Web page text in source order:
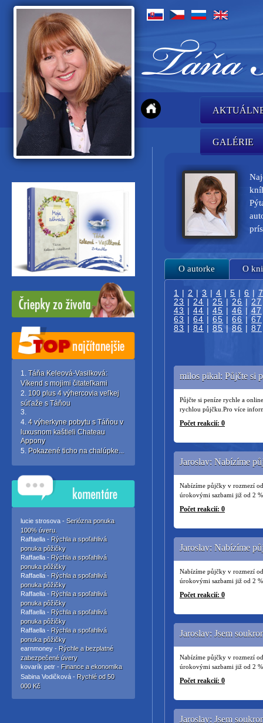
GALÉRIE
Táňa Keleová-Vasilková:
Víkend s mojimi čitateľkami
100 plus 4 výhercovia veľkej
súťaže s Táňou
4 výherkyne pobytu s Táňou v
luxusnom kaštieli Chateau
Appony
Pokazené ticho na chalúpke...
lucie strosova - Seriózna ponuka
100% úveru.
Raffaella - Rýchla a spoľahlivá
ponuka pôžičky
Raffaella - Rýchla a spoľahlivá
ponuka pôžičky
Raffaella - Rýchla a spoľahlivá
ponuka pôžičky
Raffaella - Rýchla a spoľahlivá
ponuka pôžičky
Raffaella - Rýchla a spoľahlivá
ponuka pôžičky
Raffaella - Rýchla a spoľahlivá
ponuka pôžičky
earnmoney - Rýchle a bezplatné
zabezpečené úvery
kovarík petr - Finance a ekonomika
Sabina Vodičková - Rychlé od 50
000 Kč
O autorke O
1 | 2 | 3 | 4 | 5 | 6 | 7
23 | 24 | 25 | 26 | 27
43 | 44 | 45 | 46 | 47
63 | 64 | 65 | 66 | 67
83 | 84 | 85 | 86 | 87
milos pikal: Půjčte si
Půjčte si peníze rychle a
rychlou půjčku.Pro více
Počet reakcií: 0
Jaroslav: Nabízíme
Nabízíme půjčky v rozmezí
úrokovými sazbami již od 2
Počet reakcií: 0
Jaroslav: Nabízíme
Nabízíme půjčky v rozmezí
úrokovými sazbami již od 2
Počet reakcií: 0
Jaroslav: Jsem
Nabízíme půjčky v rozmezí
úrokovými sazbami již od 2
Počet reakcií: 0
Jaroslav: Jsem